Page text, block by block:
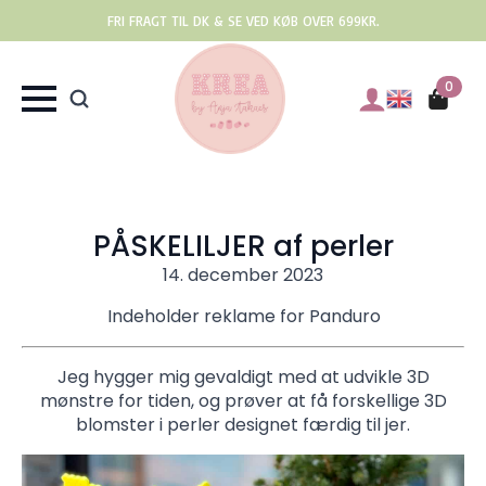
FRI FRAGT TIL DK & SE VED KØB OVER 699KR.
0
PÅSKELILJER af perler
14. december 2023
Indeholder reklame for Panduro
Jeg hygger mig gevaldigt med at udvikle 3D
mønstre for tiden, og prøver at få forskellige 3D
blomster i perler designet færdig til jer.